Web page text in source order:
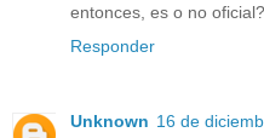
entonces, es o no
Responder
Unknown 16 de